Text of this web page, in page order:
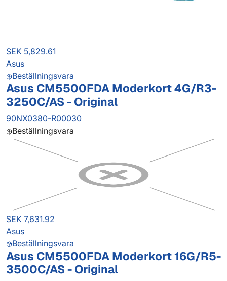
SEK 5,829.61
Asus
Beställningsvara
Asus CM5500FDA Moderkort 4G/R3-
3250C/AS - Original
90NX0380-R00030
Beställningsvara
SEK 7,631.92
Asus
Beställningsvara
Asus CM5500FDA Moderkort 16G/R5-
3500C/AS - Original